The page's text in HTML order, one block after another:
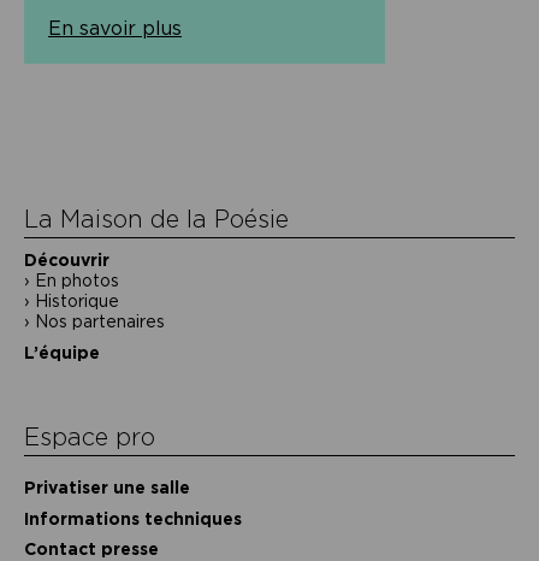
En savoir plus
La Maison de la Poésie
Découvrir
En photos
Historique
Nos partenaires
L’équipe
Espace pro
Privatiser une salle
Informations techniques
Contact presse